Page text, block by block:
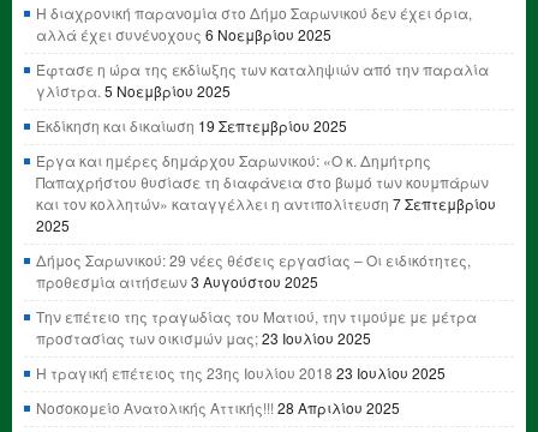
Η διαχρονική παρανομία στο Δήμο Σαρωνικού δεν έχει όρια,
αλλά έχει συνένοχους 6 Νοεμβρίου 2025
Έφτασε η ώρα της εκδίωξης των καταληψιών από την παραλία
γλίστρα. 5 Νοεμβρίου 2025
Εκδίκηση και δικαίωση 19 Σεπτεμβρίου 2025
Έργα και ημέρες δημάρχου Σαρωνικού: «Ο κ. Δημήτρης
Παπαχρήστου θυσίασε τη διαφάνεια στο βωμό των κουμπάρων
και τον κολλητών» καταγγέλλει η αντιπολίτευση 7 Σεπτεμβρίου
2025
Δήμος Σαρωνικού: 29 νέες θέσεις εργασίας – Οι ειδικότητες,
προθεσμία αιτήσεων3 Αυγούστου 2025
Την επέτειο της τραγωδίας του Ματιού, την τιμούμε με μέτρα
προστασίας των οικισμών μας;23 Ιουλίου 2025
Η τραγική επέτειος της 23ης Ιουλίου 2018 23 Ιουλίου 2025
Νοσοκομείο Ανατολικής Αττικής!!! 28 Απριλίου 2025